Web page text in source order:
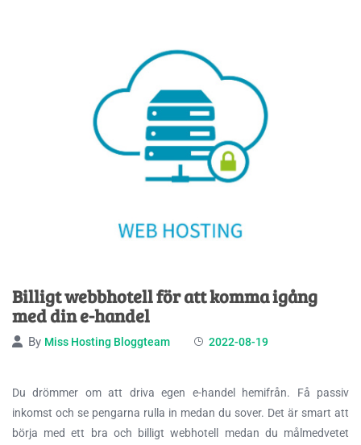
Billigt webbhotell för att komma igång
med din e-handel
By Miss Hosting Bloggteam 2022-08-19
Du drömmer om att driva egen e-handel hemifrån. Få passiv
inkomst och se pengarna rulla in medan du sover. Det är smart att
börja med ett bra och billigt webhotell medan du målmedvetet